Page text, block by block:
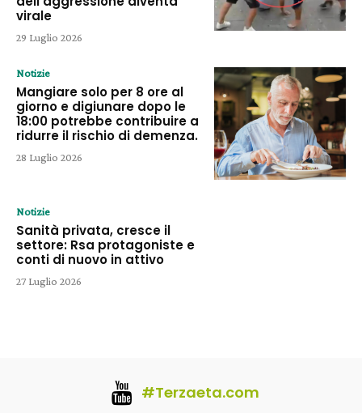
virale
29 Luglio 2026
Notizie
Mangiare solo per 8 ore al
giorno e digiunare dopo le
18:00 potrebbe contribuire a
ridurre il rischio di demenza.
28 Luglio 2026
Notizie
Sanità privata, cresce il
settore: Rsa protagoniste e
conti di nuovo in attivo
27 Luglio 2026
#Terzaeta.com